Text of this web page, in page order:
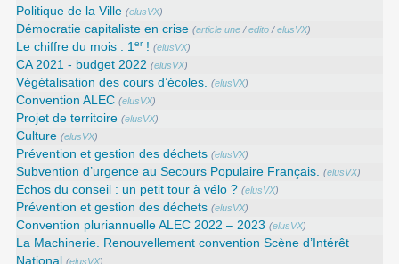
Politique de la Ville (elusVX)
Démocratie capitaliste en crise (article une /edito /elusVX)
Le chiffre du mois : 1er! (elusVX)
CA 2021 - budget 2022 (elusVX)
Végétalisation des cours d’écoles. (elusVX)
Convention ALEC (elusVX)
Projet de territoire (elusVX)
Culture (elusVX)
Prévention et gestion des déchets (elusVX)
Subvention d’urgence au Secours Populaire Français. (elusVX)
Echos du conseil : un petit tour à vélo ? (elusVX)
Prévention et gestion des déchets (elusVX)
Convention pluriannuelle ALEC 2022 – 2023 (elusVX)
La Machinerie. Renouvellement convention Scène d’Intérêt
National (elusVX)